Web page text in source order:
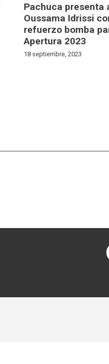
Pachuca presenta
Oussama Idrissi
refuerzo bomba
Apertura 2023
18 septiembre, 2023